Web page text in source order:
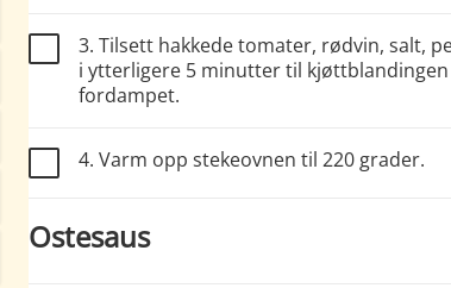
3. Tilsett hakkede tomater, rødvin, salt,
i ytterligere 5 minutter til
fordampet.
4. Varm opp stekeovnen til 220 grader.
Ostesaus